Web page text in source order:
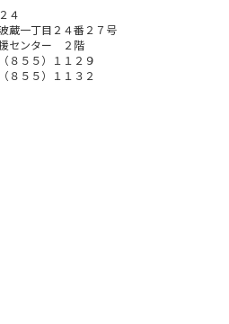
４
蔵一丁目２４番２７号
センター ２階
８５５）１１２９
８５５）１１３２